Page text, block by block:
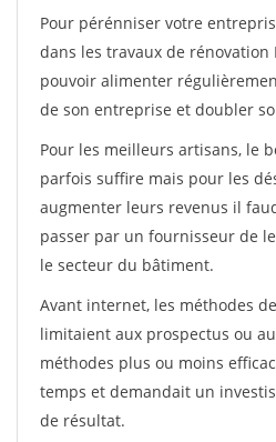
Pour pérénniser votre
dans les travaux de
pouvoir alimenter
de son entreprise et doubler
Pour les meilleurs artisans, le
parfois suffire mais pour les
augmenter leurs revenus il
passer par un fournisseur de
le secteur du bâtiment.
Avant internet, les méthodes
limitaient aux prospectus ou
méthodes plus ou moins
temps et demandait un
de résultat.